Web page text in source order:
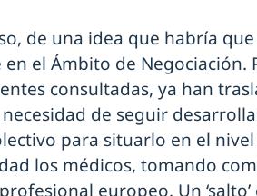
de una idea que habría
el Ámbito de Negociación.
consultadas, ya han
de seguir
para situarlo en el nivel
los médicos, tomando
europeo. Un